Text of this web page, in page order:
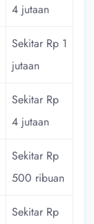
4 jutaan
Sekitar Rp 1
jutaan
Sekitar Rp
4 jutaan
Sekitar Rp
500 ribuan
Sekitar Rp